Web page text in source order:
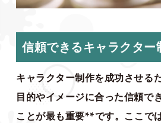
信頼できるキャラクター
キャラクター制作を成功させる
目的やイメージに合った信頼で
ことが最も重要**です。ここで